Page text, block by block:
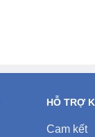
HỖ TRỢ
Cam kết